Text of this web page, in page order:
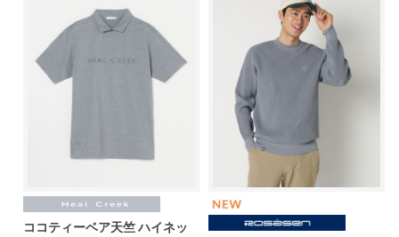
ココティーベア天竺 ハイネッ